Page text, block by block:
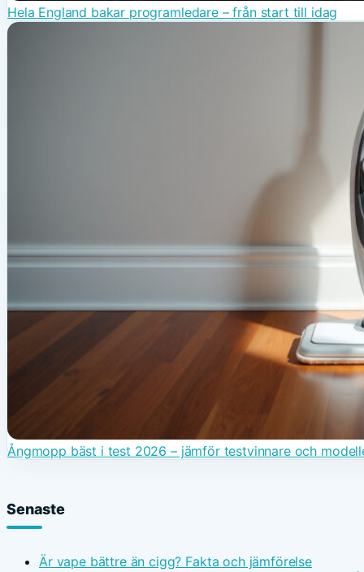
Hela England bakar programledare – från start till idag
Ångmopp bäst i test 2026 – jämför testvinnare och
Senaste
Är vape bättre än cigg? Fakta och jämförelse